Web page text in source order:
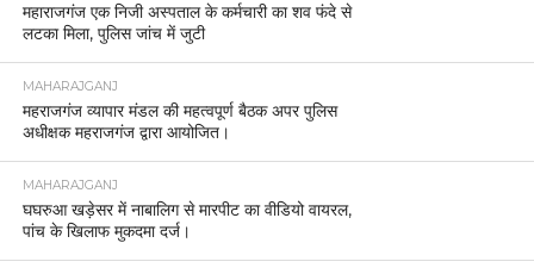
महाराजगंज एक निजी अस्पताल के कर्मचारी का शव फंदे से
लटका मिला, पुलिस जांच में जुटी
MAHARAJGANJ
महराजगंज व्यापार मंडल की महत्वपूर्ण बैठक अपर पुलिस
अधीक्षक महराजगंज द्वारा आयोजित।
MAHARAJGANJ
घघरुआ खड़ेसर में नाबालिग से मारपीट का वीडियो वायरल,
पांच के खिलाफ मुकदमा दर्ज।